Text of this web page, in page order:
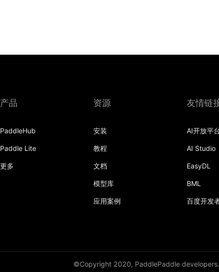
产品
PaddleHub
Paddle Lite
更多
资源
安装
教程
文档
模型库
应用案例
友情链
AI开放平
AI Studio
EasyDL
BML
百度开发
©Copyright 2020, PaddlePaddle developers.